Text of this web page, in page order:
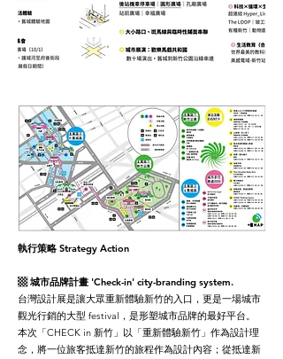
​執行策略 Strategy Action
▩城市品牌計畫 'Check-in' city-branding system.
台灣設計展是讓大眾重新體驗新竹的入口，更是一場城市
觀光行銷的大型 festival，是形塑城市品牌的最好平台。
本次「CHECK in 新竹」以「重新體驗新竹」作為設計理
念，將一位旅客抵達新竹的旅程作為設計內容；從抵達新